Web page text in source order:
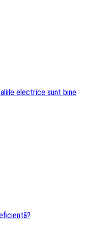
electrice sunt bine